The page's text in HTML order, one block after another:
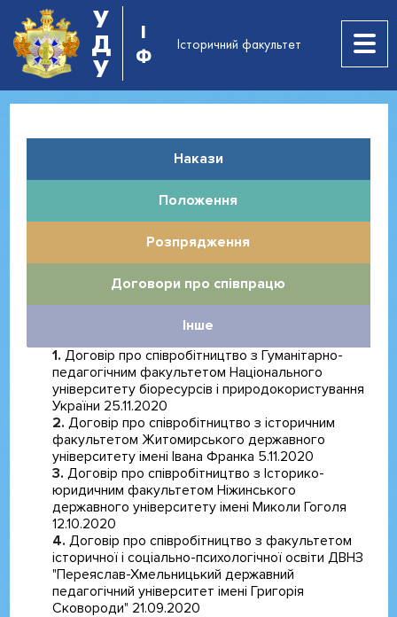
У
Д
У
І
Ф
Історичний факультет
Накази
Положення
Розпрядження
Договори про співпрацю
Інше
Договір про співробітництво з Гуманітарно-
педагогічним факультетом Національного
університету біоресурсів і природокористування
України 25.11.2020
Договір про співробітництво з історичним
факультетом Житомирського державного
університету імені Івана Франка 5.11.2020
Договір про співробітництво з Історико-
юридичним факультетом Ніжинського
державного університету імені Миколи Гоголя
12.10.2020
Договір про співробітництво з факультетом
історичної і соціально-психологічної освіти ДВНЗ
"Переяслав-Хмельницький державний
педагогічний університет імені Григорія
Сковороди" 21.09.2020